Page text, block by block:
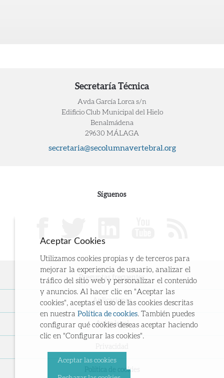
Secretaría Técnica
Avda García Lorca s/n
Edificio Club Municipal del Hielo
Benalmádena
29630 MÁLAGA
secretaria@secolumnavertebral.org
Síguenos
Preguntas frecuentes
Aplicaciones
Aviso legal
Política de cookies
Aceptar Cookies
Utilizamos cookies propias y de terceros para
mejorar la experiencia de usuario, analizar el
tráfico del sitio web y personalizar el contenido
y anuncios. Al hacer clic en "Aceptar las
cookies", aceptas el uso de las cookies descritas
en nuestra Política de cookies. También puedes
configurar qué cookies deseas aceptar haciendo
clic en "Configurar las cookies".
Aceptar las cookies